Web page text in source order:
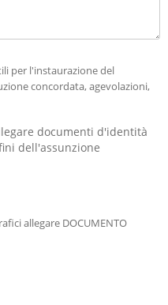
per l'instaurazione del
concordata, agevolazioni,
documenti d'identità
dell'assunzione
allegare DOCUMENTO